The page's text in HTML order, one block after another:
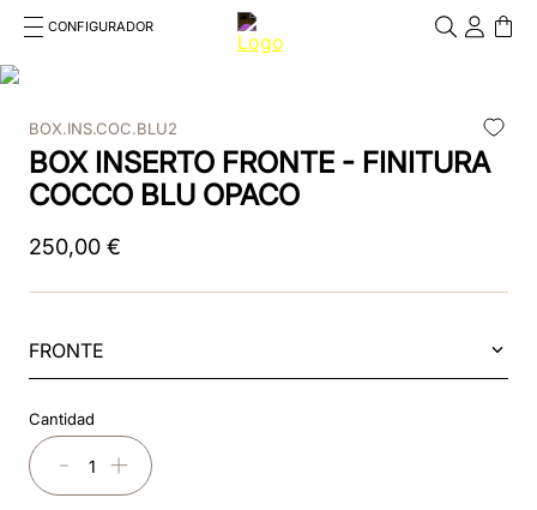
CONFIGURADOR
Cosa stai cercando?
1.kep cromo 2 0
2.kep
3.inserti
4.nova
6. kep nero
7.cromo
BOX.INS.COC.BLU2
BOX INSERTO FRONTE - FINITURA
COCCO BLU OPACO
250,00 €
FRONTE
Cantidad
＋
－